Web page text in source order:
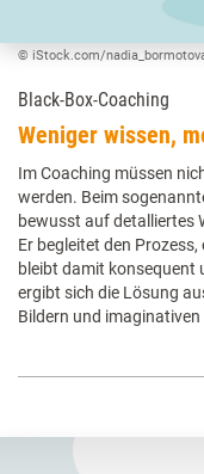
© iStock.com/
Black-Box-Coaching
Weniger wissen,
Im Coaching müssen
werden. Beim
bewusst auf detalliertes
Er begleitet den
bleibt damit konsequent
ergibt sich die Lösung
Bildern und